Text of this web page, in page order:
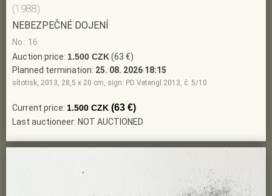
(1988)
NEBEZPEČNÉ DOJENÍ
No.: 16
Auction price: 1.500 CZK(63 €)
Planned termination: 25. 08. 2026 18:15
sítotisk, 2013, 28,5 x 20 cm, sign. PD Vetengl 2013, č. 5/10
Current price: 1.500 CZK (63 €)
Last auctioneer: NOT AUCTIONED